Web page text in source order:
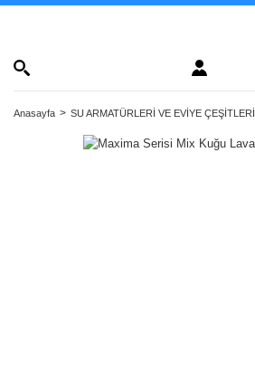
Anasayfa SU ARMATÜRLERİ VE EVİYE ÇEŞİTLERİ